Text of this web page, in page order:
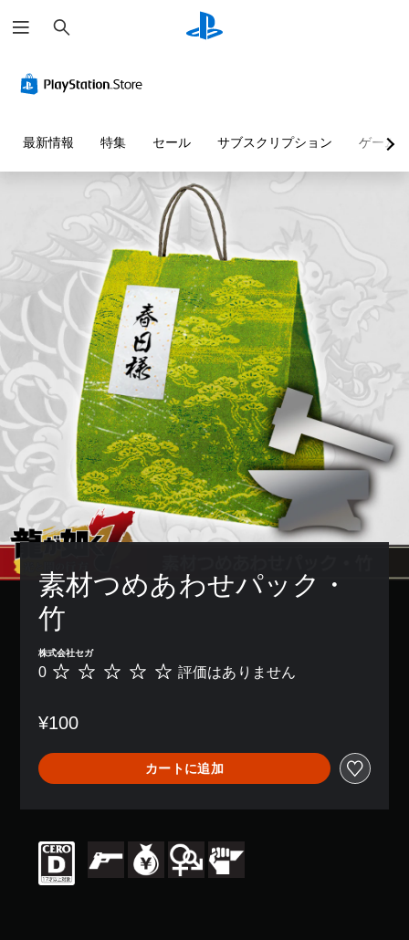
索
最新情報 特集 セール サブスクリプション ゲーム
素材つめあわせパック・
竹
株式会社セガ
評
あ
ま
せ
ん
0 評価はありません
¥100
カートに追加